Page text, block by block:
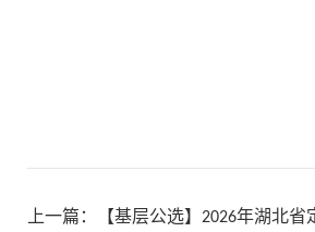
上一篇： 【基层公选】2026年湖北